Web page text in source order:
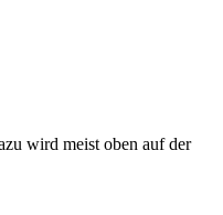
wird meist oben auf der